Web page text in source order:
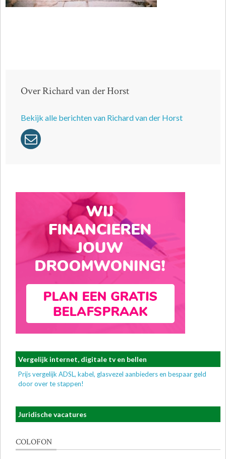
Over Richard van der Horst
Bekijk alle berichten van Richard van der Horst
Vergelijk internet, digitale tv en bellen
Prijs vergelijk ADSL, kabel, glasvezel aanbieders en bespaar geld
door over te stappen!
Juridische vacatures
COLOFON